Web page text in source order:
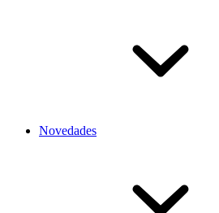
Novedades